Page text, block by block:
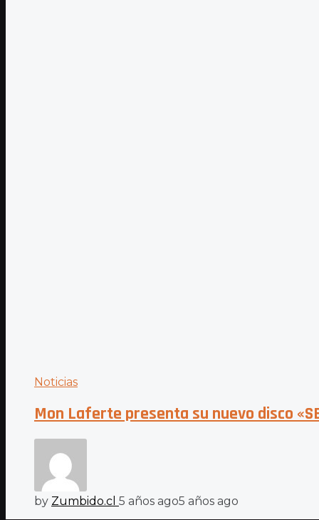
Noticias
Mon Laferte presenta su nuevo disco
by Zumbido.cl 5 años ago5 años ago